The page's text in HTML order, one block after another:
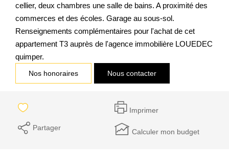
cellier, deux chambres une salle de bains. A proximité des
commerces et des écoles. Garage au sous-sol.
Renseignements complémentaires pour l'achat de cet
appartement T3 auprès de l'agence immobilière LOUEDEC
quimper.
Nos honoraires Nous contacter
Imprimer
Partager Calculer mon budget